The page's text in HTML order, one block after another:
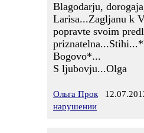
Blagodarju,
Larisa...Zagljanu k
popravte svoim
Bogovo*...
S ljubovju...Olga
Ольга Прок
нарушении